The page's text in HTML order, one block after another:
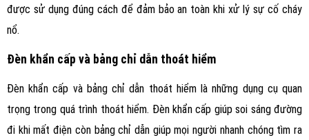
được sử dụng đúng cách để đảm bảo an toàn khi xử lý sự cố cháy
nổ.
Đèn khẩn cấp và bảng chỉ dẫn thoát hiểm
Đèn khẩn cấp và bảng chỉ dẫn thoát hiểm là những dụng cụ quan
trọng trong quá trình thoát hiểm. Đèn khẩn cấp giúp soi sáng đường
đi khi mất điện còn bảng chỉ dẫn giúp mọi người nhanh chóng tìm ra